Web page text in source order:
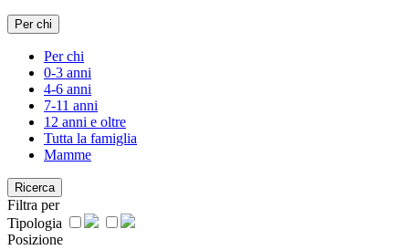
Per chi
Per chi
0-3 anni
4-6 anni
7-11 anni
12 anni e oltre
Tutta la famiglia
Mamme
Ricerca
Filtra per
Tipologia
Posizione